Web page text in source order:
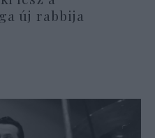
új rabbija